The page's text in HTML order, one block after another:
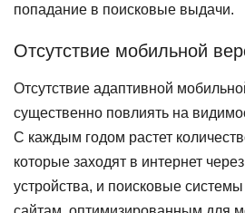
попадание в поисковые выдачи.
Отсутствие мобильной
Отсутствие адаптивной
существенно повлиять на
С каждым годом растет
которые заходят в интернет
устройства, и поисковые